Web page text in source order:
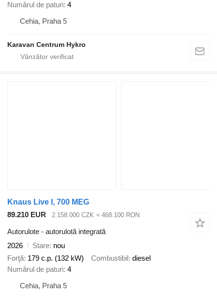
Numărul de paturi 4
Cehia, Praha 5
Karavan Centrum Hykro
Knaus Live I, 700 MEG
89.210 EUR
2.158.000 CZK ≈ 468.100 RON
Autorulote - autorulotă integrată
2026
Stare nou
Forţă 179 c.p. (132 kW) Combustibil diesel
Numărul de paturi 4
Cehia, Praha 5